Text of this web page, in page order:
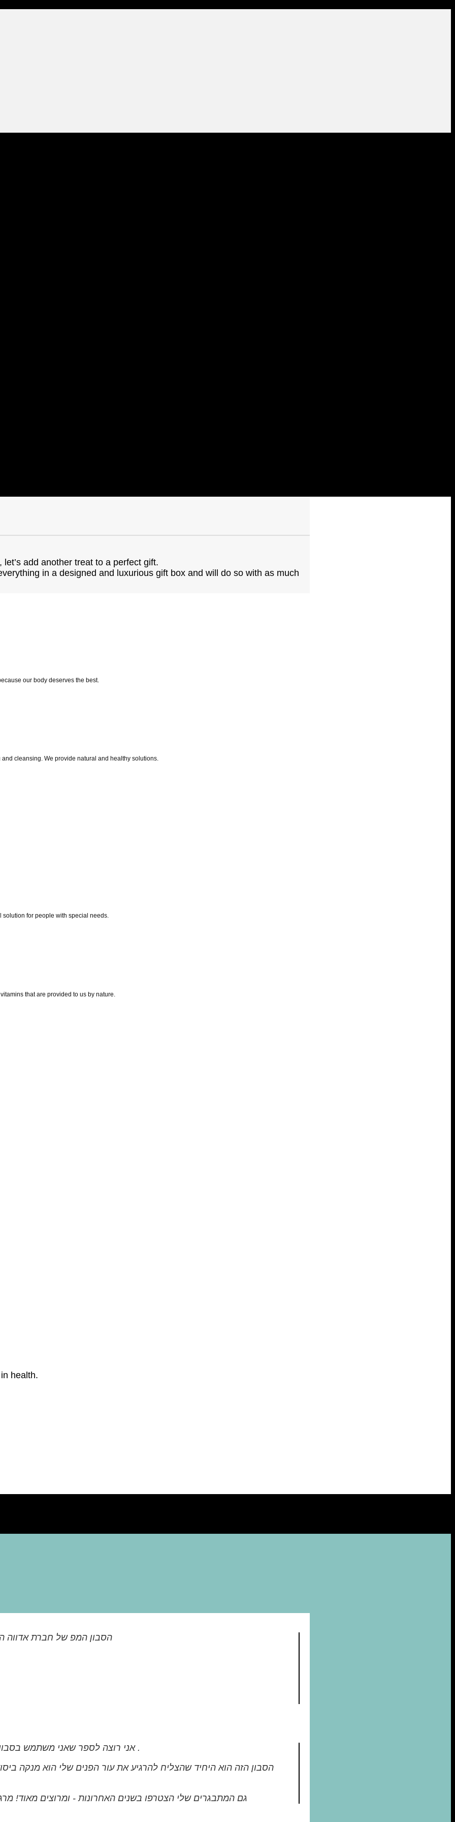
add another treat to a perfect gift.
in a designed and luxurious gift box and will do so with as much
our body deserves the best.
cleansing. We provide natural and healthy solutions.
solution for people with special needs.
that are provided to us by nature.
health.
הסבון המפ של חברת אדווה
אני רוצה לספר שאני משתמש בסבון הטיפולי כבר 8 שנים... אני לא זזה בלעדיו לשום מקום .
הסבון הזה הוא היחיד שהצליח להרגיע את עור הפנים שלי הוא מנקה
גם המתבגרים שלי הצטרפו בשנים האחרונות - ומרוצים מאוד!